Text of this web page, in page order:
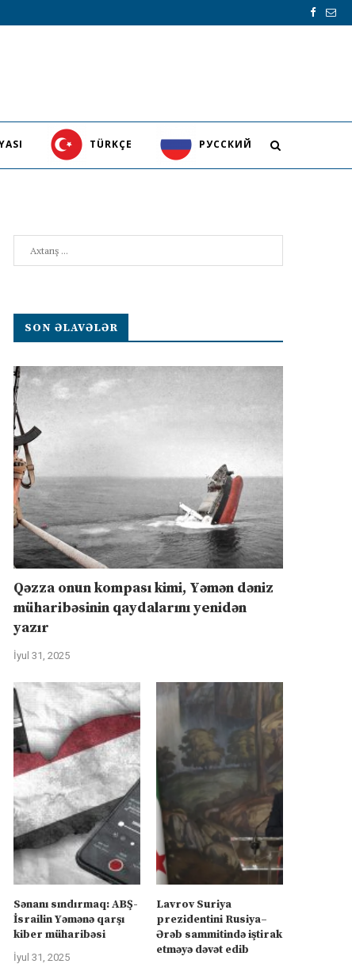
TÜRKÇE PУССКИЙ
SON ƏLAVƏLƏR
Qəzza onun kompası kimi, Yəmən dəniz
müharibəsinin qaydalarını yenidən
yazır
İyul 31, 2025
Sənanı sındırmaq: ABŞ-
İsrailin Yəmənə qarşı
kiber müharibəsi
İyul 31, 2025
Lavrov Suriya
prezidentini Rusiya–
Ərəb sammitində iştirak
etməyə dəvət edib